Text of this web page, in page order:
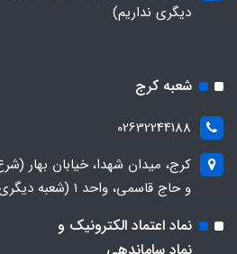
دیگری نداریم)
شعبه کرج
02632244188
کرج، میدان شهدا، خیابان بهار
و حاج قاسمی، واحد ۱ (شعبه دیگری نداریم)
نماد اعتماد الکترونیک و